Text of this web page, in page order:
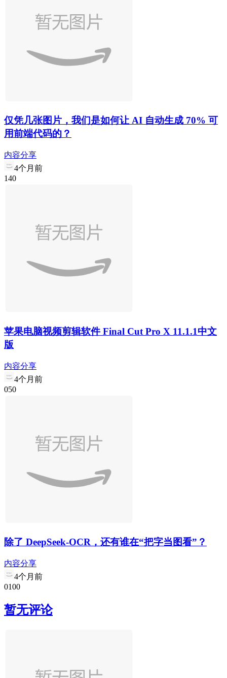
仅凭几张图片，我们是如何让 AI 自动生成 70% 可
用前端代码的？
内容分享
4个月前
140
苹果电脑视频剪辑软件 Final Cut Pro X 11.1.1中文
版
内容分享
4个月前
050
除了 DeepSeek-OCR，还有谁在“把字当图看”？
内容分享
4个月前
0100
暂无评论